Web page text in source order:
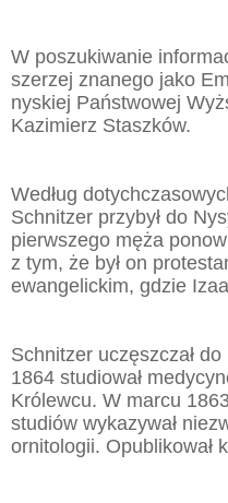
W poszukiwanie
szerzej znanego jako
nyskiej Państwowej
Kazimierz Staszków.
Według
Schnitzer przybył do
pierwszego męża
z tym, że był on
ewangelickim, gdzie
Schnitzer uczęszczał
1864 studiował
Królewcu. W marcu
studiów wykazywał
ornitologii. Opublikował